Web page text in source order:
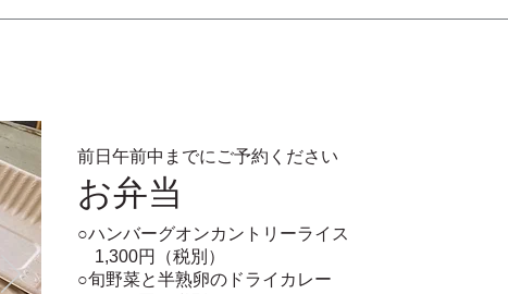
前日午前中までにご予約ください
​お弁当
○ハンバーグオンカントリーライス
1,300円（税別）
○旬野菜と半熟卵のドライカレー